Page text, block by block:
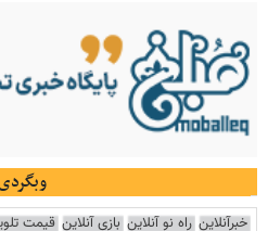
خبرآنلاین راه نو آنلاین بازی آنلاین قیمت